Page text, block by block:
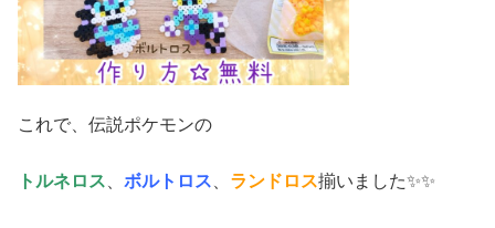
これで、伝説ポケモンの
トルネロス ボルトロス ランドロス揃いました✨✨